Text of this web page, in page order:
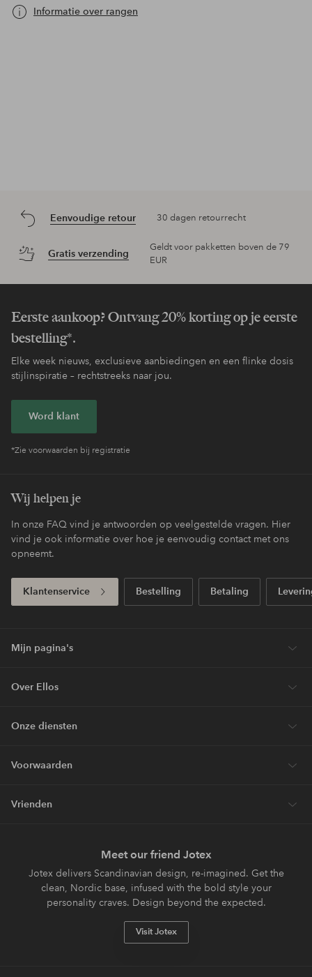
Informatie over rangen
Eenvoudige retour 30 dagen retourrecht
Gratis verzending
Geldt voor pakketten boven de 79
EUR
Eerste aankoop? Ontvang 20% korting op je eerste
bestelling*.
Elke week nieuws, exclusieve aanbiedingen en een flinke dosis
stijlinspiratie – rechtstreeks naar jou.
Word klant
*Zie voorwaarden bij registratie
Wij helpen je
In onze FAQ vind je antwoorden op veelgestelde vragen. Hier
vind je ook informatie over hoe je eenvoudig contact met ons
opneemt.
Klantenservice Bestelling Betaling
Mijn pagina's
Over Ellos
Onze diensten
Voorwaarden
Vrienden
Meet our friend Jotex
Jotex delivers Scandinavian design, re-imagined. Get the
clean, Nordic base, infused with the bold style your
personality craves. Design beyond the expected.
Visit Jotex